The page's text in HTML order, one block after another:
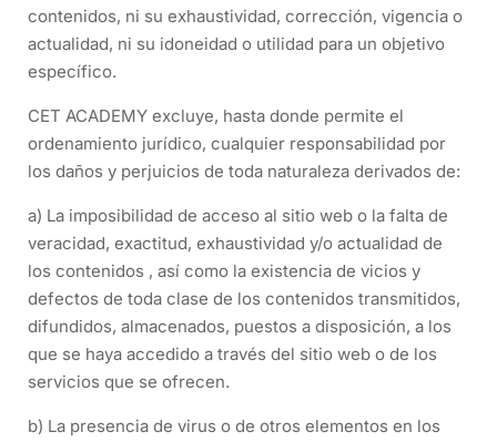
contenidos, ni su exhaustividad, corrección, vigencia o
actualidad, ni su idoneidad o utilidad para un objetivo
específico.
CET ACADEMY excluye, hasta donde permite el
ordenamiento jurídico, cualquier responsabilidad por
los daños y perjuicios de toda naturaleza derivados de:
a) La imposibilidad de acceso al sitio web o la falta de
veracidad, exactitud, exhaustividad y/o actualidad de
los contenidos , así como la existencia de vicios y
defectos de toda clase de los contenidos transmitidos,
difundidos, almacenados, puestos a disposición, a los
que se haya accedido a través del sitio web o de los
servicios que se ofrecen.
b) La presencia de virus o de otros elementos en los